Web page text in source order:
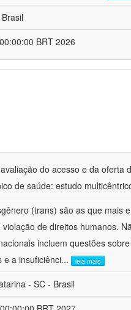
BRT 2026
do acesso e da oferta
de saúde: estudo multicêntrico
(trans) são as que mais
de direitos humanos.
incluem questões
e a insuficiênci... leia mais
- SC - Brasil